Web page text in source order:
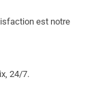
est notre
24/7.